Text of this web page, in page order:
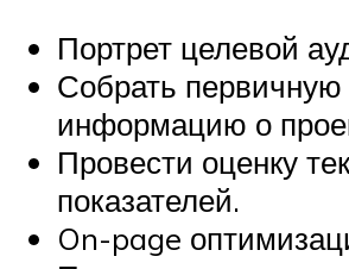
Портрет целевой
Собрать первичную
информацию о
Провести оценку
показателей.
On-page